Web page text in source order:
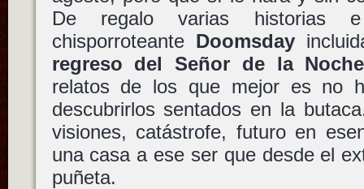
De regalo varias historias
chisporroteante Doomsday
regreso del Señor de la Noche
relatos de los que mejor es no
descubrirlos sentados en la
visiones, catástrofe, futuro en
una casa a ese ser que desde el
puñeta.